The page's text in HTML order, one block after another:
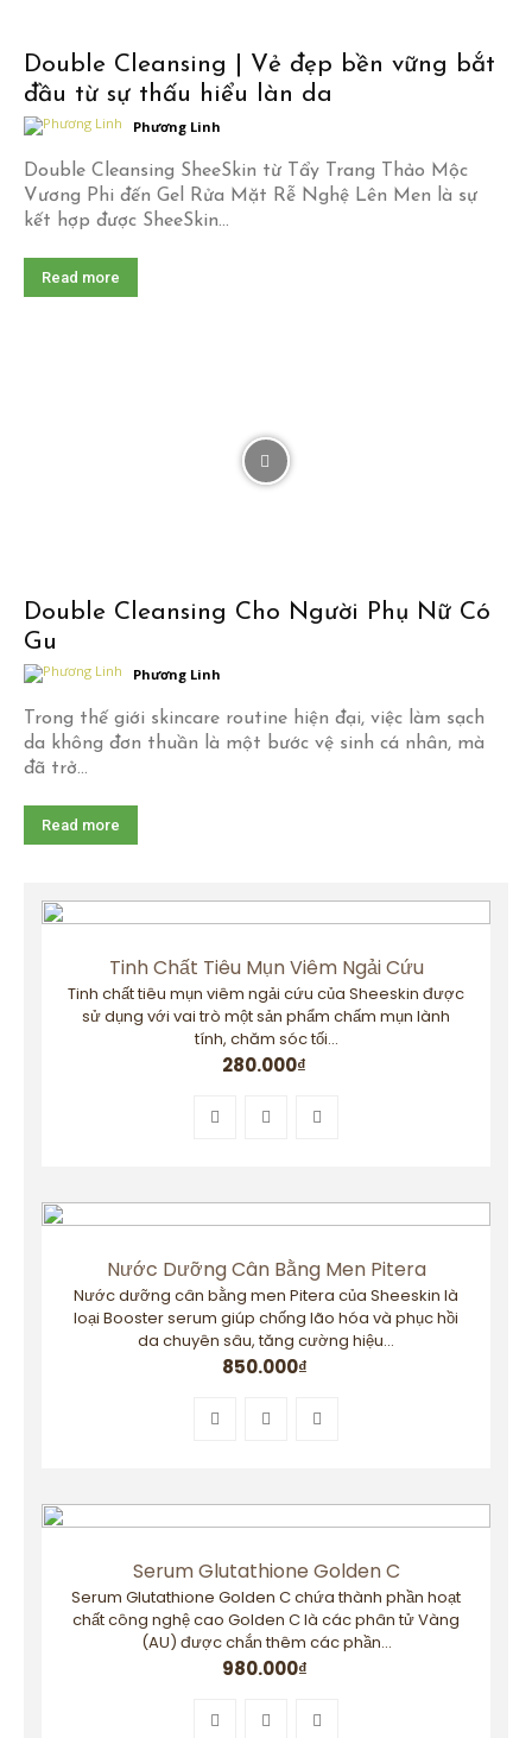
Sheeskin | SERUM TINH CHẤT TIÊU MỤN VIÊM
NGẢI CỨU
01:09
Sheeskin | Serum Glutathione Golden C_ Kem
dưỡng sáng da
02:05
Double Cleansing | Vẻ đẹp bền vững bắt
đầu từ sự thấu hiểu làn da
Phương Linh
Double Cleansing SheeSkin từ Tẩy Trang Thảo Mộc
Vương Phi đến Gel Rửa Mặt Rễ Nghệ Lên Men là sự
kết hợp được SheeSkin...
Read more
Double Cleansing Cho Người Phụ Nữ Có
Gu
Phương Linh
Trong thế giới skincare routine hiện đại, việc làm sạch
da không đơn thuần là một bước vệ sinh cá nhân, mà
đã trở...
Read more
Tinh Chất Tiêu Mụn Viêm Ngải Cứu
Tinh chất tiêu mụn viêm ngải cứu của Sheeskin được
sử dụng với vai trò một sản phẩm chấm mụn lành
tính, chăm sóc tối...
280.000₫
Nước Dưỡng Cân Bằng Men Pitera
Nước dưỡng cân bằng men Pitera của Sheeskin là
loại Booster serum giúp chống lão hóa và phục hồi
da chuyên sâu, tăng cường hiệu...
850.000₫
Serum Glutathione Golden C
Serum Glutathione Golden C chứa thành phần hoạt
chất công nghệ cao Golden C là các phân tử Vàng
(AU) được chắn thêm các phần...
980.000₫